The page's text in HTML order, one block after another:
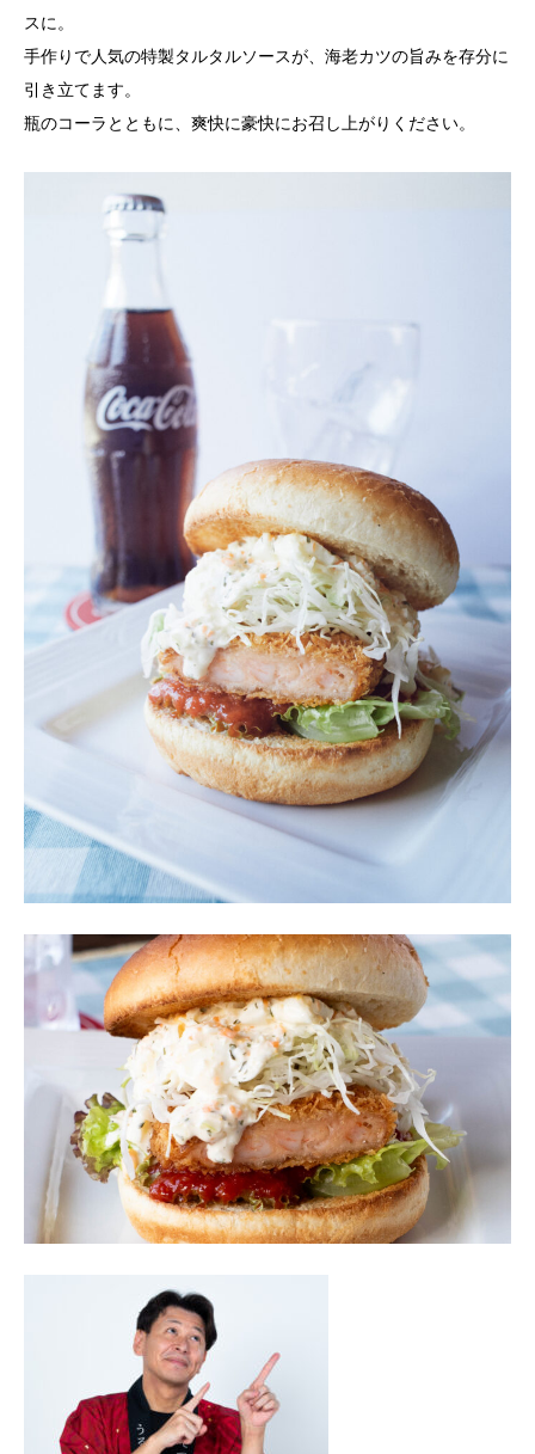
スに。
手作りで人気の特製タルタルソースが、海老カツの旨みを存分に
引き立てます。
瓶のコーラとともに、爽快に豪快にお召し上がりください。